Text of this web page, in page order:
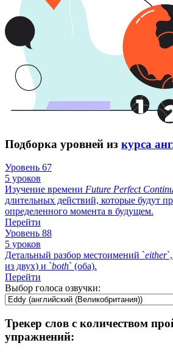
Подборка уровней из курса
Уровень 67
5 уроков
Изучение времени Future Perfect
длительных действий, которые будут
определенного момента в будущем.
Перейти
Уровень 88
5 уроков
Детальный разбор местоимений `either
из двух) и `both` (оба).
Перейти
Выбор голоса озвучки:
Трекер слов с количеством
упражнений: